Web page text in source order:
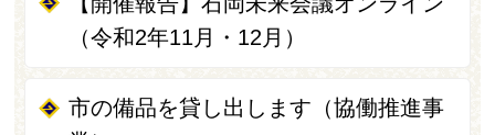
（令和2年11月・12月）
市の備品を貸し出します（協働推進事